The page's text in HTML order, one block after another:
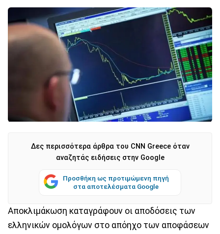
Δες περισσότερα άρθρα του CNN Greece όταν
αναζητάς ειδήσεις στην Google
Προσθήκη ως προτιμώμενη πηγή
στα αποτελέσματα Google
Αποκλιμάκωση καταγράφουν οι αποδόσεις των
ελληνικών ομολόγων στο απόηχο των αποφάσεων